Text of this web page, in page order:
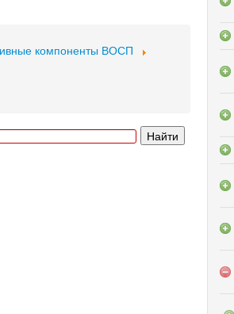
компоненты ВОСП